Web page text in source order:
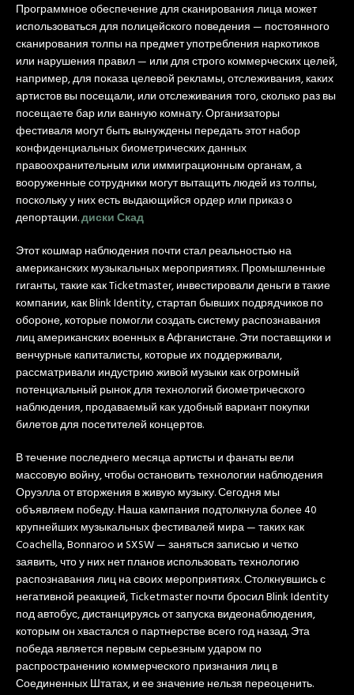
Программное обеспечение для сканирования лица может
использоваться для полицейского поведения — постоянного
сканирования толпы на предмет употребления наркотиков
или нарушения правил — или для строго коммерческих целей,
например, для показа целевой рекламы, отслеживания, каких
артистов вы посещали, или отслеживания того, сколько раз вы
посещаете бар или ванную комнату. Организаторы
фестиваля могут быть вынуждены передать этот набор
конфиденциальных биометрических данных
правоохранительным или иммиграционным органам, а
вооруженные сотрудники могут вытащить людей из толпы,
поскольку у них есть выдающийся ордер или приказ о
депортации.диски Скад
Этот кошмар наблюдения почти стал реальностью на
американских музыкальных мероприятиях. Промышленные
гиганты, такие как Ticketmaster, инвестировали деньги в такие
компании, как Blink Identity, стартап бывших подрядчиков по
обороне, которые помогли создать систему распознавания
лиц американских военных в Афганистане. Эти поставщики и
венчурные капиталисты, которые их поддерживали,
рассматривали индустрию живой музыки как огромный
потенциальный рынок для технологий биометрического
наблюдения, продаваемый как удобный вариант покупки
билетов для посетителей концертов.
В течение последнего месяца артисты и фанаты вели
массовую войну, чтобы остановить технологии наблюдения
Оруэлла от вторжения в живую музыку. Сегодня мы
объявляем победу. Наша кампания подтолкнула более 40
крупнейших музыкальных фестивалей мира — таких как
Coachella, Bonnaroo и SXSW — заняться записью и четко
заявить, что у них нет планов использовать технологию
распознавания лиц на своих мероприятиях. Столкнувшись с
негативной реакцией, Ticketmaster почти бросил Blink Identity
под автобус, дистанцируясь от запуска видеонаблюдения,
которым он хвастался о партнерстве всего год назад. Эта
победа является первым серьезным ударом по
распространению коммерческого признания лиц в
Соединенных Штатах, и ее значение нельзя переоценить.